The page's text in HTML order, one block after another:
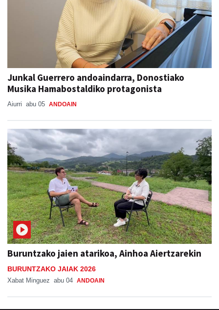
Junkal Guerrero andoaindarra, Donostiako
Musika Hamabostaldiko protagonista
Aiurri abu 05 ANDOAIN
Buruntzako jaien atarikoa, Ainhoa Aiertzarekin
BURUNTZAKO JAIAK 2026
Xabat Minguez abu 04 ANDOAIN